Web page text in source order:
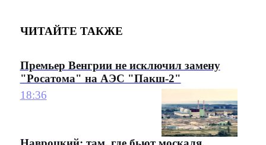
ЧИТАЙТЕ ТАКЖЕ
Премьер Венгрии не исключил замену
"Росатома" на АЭС "Пакш-2"
18:36